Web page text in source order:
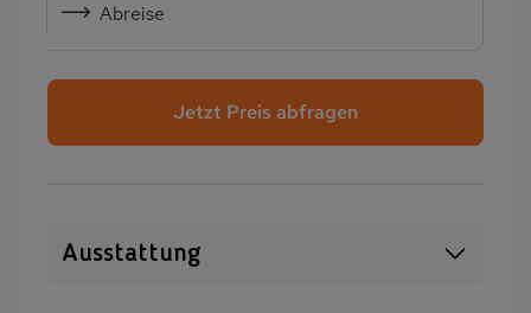
Abreise
Jetzt Preis abfragen
Ausstattung